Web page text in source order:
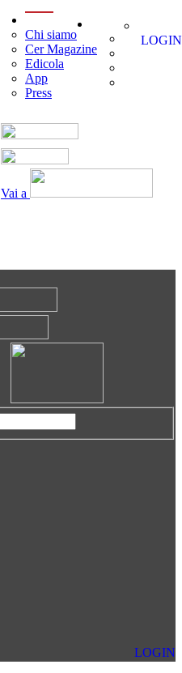
Vai a
Chi siamo
Cer Magazine
Edicola
App
Press
LOGIN
LOGIN